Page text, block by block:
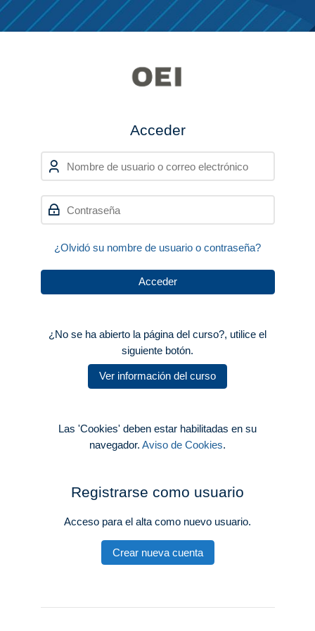
Skip to navigation Skip to login form
Salta al contenido principal
Skip to accessibility options
Skip to footer
Skip accessibility options
Acceder
Nombre de usuario o correo electrónico
Contraseña
¿Olvidó su nombre de usuario o contraseña?
Acceder
¿No se ha abierto la página del curso?, utilice el
siguiente botón.
Ver información del curso
Las 'Cookies' deben estar habilitadas en su
navegador. Aviso de Cookies.
Registrarse como usuario
Acceso para el alta como nuevo usuario.
Crear nueva cuenta